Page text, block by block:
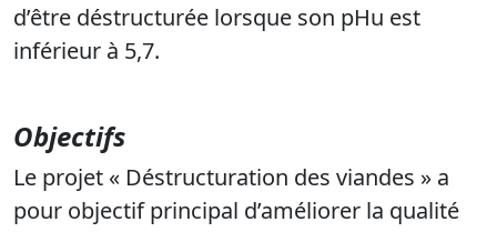
d’être déstructurée lorsque son pHu est
inférieur à 5,7.
Objectifs
Le projet « Déstructuration des viandes » a
pour objectif principal d’améliorer la qualité